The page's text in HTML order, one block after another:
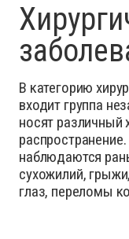
В категорию
входит группа
носят различный
наблюдаются
сухожилий,
глаз, переломы